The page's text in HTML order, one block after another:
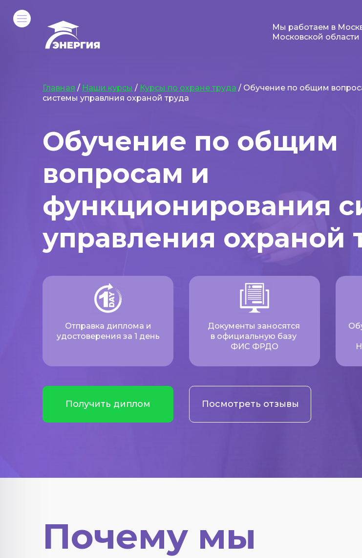
Мы работаем в
Московской области
Обучение по общим
вопросам и
функционирования
управления охраной
Получить диплом
Отправка диплома и
удостоверения за 1 день
Документы заносятся
в официальную базу
ФИС ФРДО
Главная / Наши курсы / Курсы по охране труда / Обучение по общим
системы управлния охраной труда
Посмотреть отзывы
Почему мы